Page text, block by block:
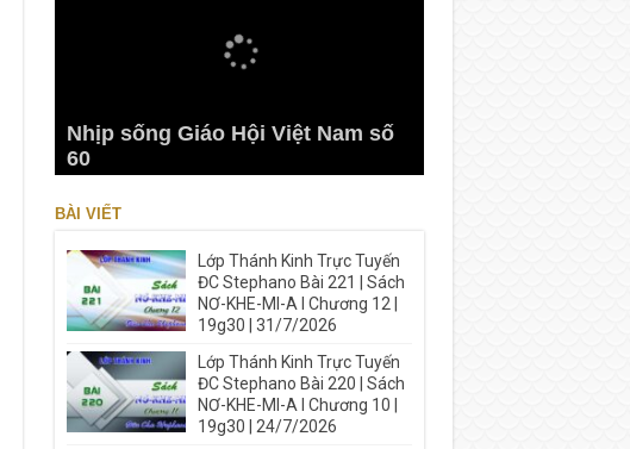
Nhịp sống Giáo Hội Việt Nam số
60
BÀI VIẾT
Lớp Thánh Kinh Trực Tuyến
ĐC Stephano Bài 221 | Sách
NƠ-KHE-MI-A I Chương 12 |
19g30 | 31/7/2026
Lớp Thánh Kinh Trực Tuyến
ĐC Stephano Bài 220 | Sách
NƠ-KHE-MI-A I Chương 10 |
19g30 | 24/7/2026